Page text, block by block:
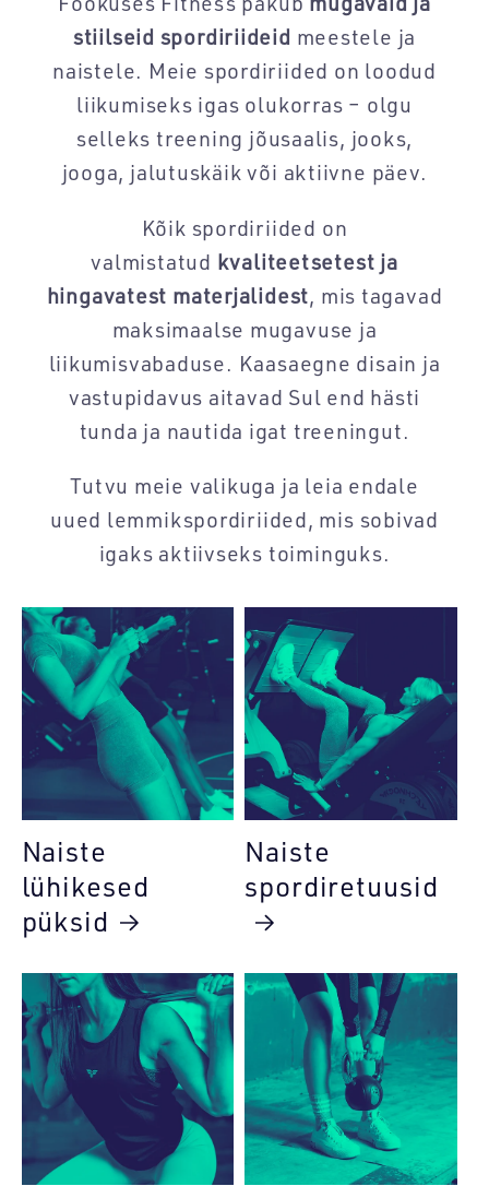
Fookuses Fitness pakub mugavaid ja
stiilseid spordiriideid meestele ja
naistele. Meie spordiriided on loodud
liikumiseks igas olukorras – olgu
selleks treening jõusaalis, jooks,
jooga, jalutuskäik või aktiivne päev.
Kõik spordiriided on
valmistatud kvaliteetsetest ja
hingavatest materjalidest, mis tagavad
maksimaalse mugavuse ja
liikumisvabaduse. Kaasaegne disain ja
vastupidavus aitavad Sul end hästi
tunda ja nautida igat treeningut.
Tutvu meie valikuga ja leia endale
uued lemmikspordiriided, mis sobivad
igaks aktiivseks toiminguks.
Naiste
lühikesed
püksid
Naiste
spordiretuusid